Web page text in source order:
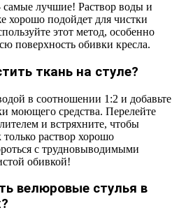
лучшие! Раствор воды и
хорошо подойдет для чистки
этот метод, особенно
поверхность обивки кресла.
ткань на стуле?
в соотношении 1:2 и добавьте
моющего средства. Перелейте
и встряхните, чтобы
раствор хорошо
с трудновыводимыми
обивкой!
велюровые стулья в